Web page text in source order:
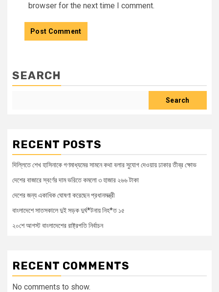
browser for the next time I comment.
SEARCH
Search
RECENT POSTS
দিল্লিতে শেখ হাসিনাকে গণমাধ্যমের সামনে কথা বলার সুযোগ দেওয়ায় ঢাকার তীব্র ক্ষোভ
দেশের বাজারে স্বর্ণের দাম ভরিতে কমলো ৩ হাজার ২৬৬ টাকা
দেশের জন্য একাধিক ঘোষণা করেছেন প্রধানমন্ত্রী
বাংলাদেশে সাতসকালে দুই সড়ক দুর্ঘ*টনায় নিহ*ত ১৫
২০শে আগস্ট বাংলাদেশের রাষ্ট্রপতি নির্বাচন
RECENT COMMENTS
No comments to show.